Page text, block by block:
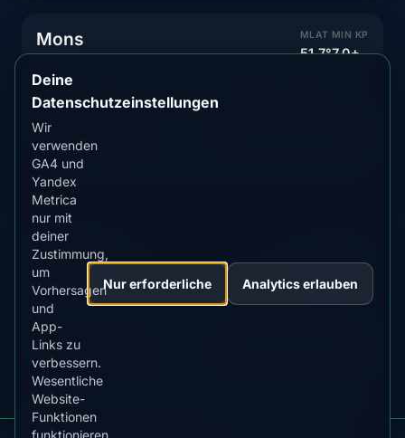
Mons MLAT
51.7°
MIN KP
7.0+
Südliche Stadt mit minimalem Nordlicht-Potenzial
AKTUELLER STATUS
Unwahrscheinlich
Charleroi
51.6°7.0+
Wallonische Stadt mit seltenen Nordlicht-Sichtungen
AKTUELLER STATUS
Unwahrscheinlich
Deine
Datenschutzeinstellungen
Wir
verwenden
GA4 und
Yandex
Metrica
nur mit
deiner
Zustimmung,
um
Vorhersagen
und
App-
Links zu
verbessern.
Wesentliche
Website-
Funktionen
funktionieren
Nur erforderliche Analytics erlauben